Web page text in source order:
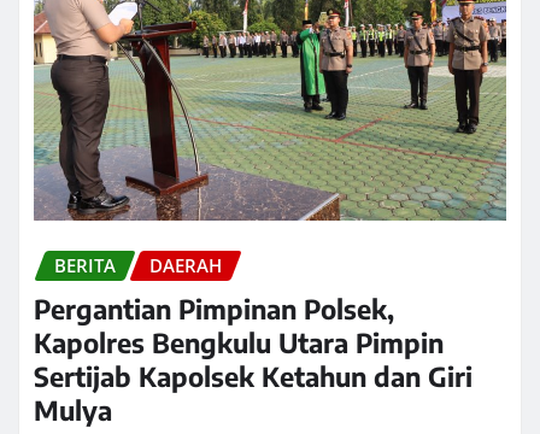
BERITA DAERAH
Pergantian Pimpinan Polsek,
Kapolres Bengkulu Utara Pimpin
Sertijab Kapolsek Ketahun dan Giri
Mulya